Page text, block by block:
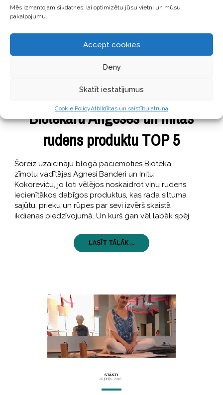
Mēs izmantojam sīkdatnes, lai optimizētu jūsu vietni un mūsu
pakalpojumu.
Accept cookies
Deny
Skatīt iestatījumus
Cookie PolicyAtbildības un saistību atruna
SKAISTI ,
STĀSTI
13 Novembris, 2018
Biotekāru Angeses un Initas
rudens produktu TOP 5
Šoreiz uzaicināju blogā paciemoties Biotēka
zīmolu vadītājas Agnesi Banderi un Initu
Kokoreviču, jo ļoti vēlējos noskaidrot viņu rudens
iecienītākos dabīgos produktus, kas rada siltuma
sajūtu, prieku un rūpes par sevi izvērš skaistā
ikdienas piedzīvojumā. Un kurš gan vēl labāk spēj
LASĪT TĀLĀK ...
STĀSTI
20 jūnijs, 2018